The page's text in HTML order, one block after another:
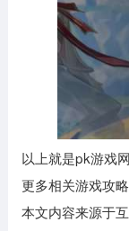
以上就是pk游戏
更多相关游戏攻
本文内容来源于